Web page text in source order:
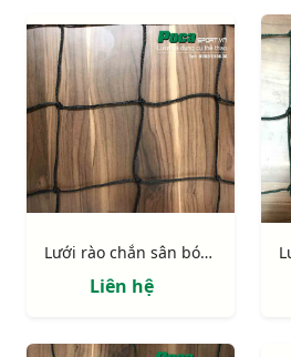
Lưới rào chắn sân bóng ô 120mm sợi BR 3.0mm
Liên hệ